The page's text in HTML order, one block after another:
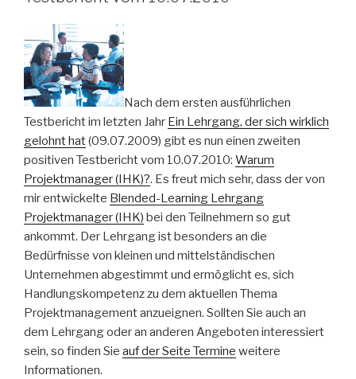
Nach dem ersten ausführlichen
Testbericht im letzten Jahr Ein Lehrgang, der sich wirklich
gelohnt hat(09.07.2009) gibt es nun einen zweiten
positiven Testbericht vom 10.07.2010: Warum
Projektmanager (IHK)?. Es freut mich sehr, dass der von
mir entwickelte Blended-Learning Lehrgang
Projektmanager (IHK) bei den Teilnehmern so gut
ankommt. Der Lehrgang ist besonders an die
Bedürfnisse von kleinen und mittelständischen
Unternehmen abgestimmt und ermöglicht es, sich
Handlungskompetenz zu dem aktuellen Thema
Projektmanagement anzueignen. Sollten Sie auch an
dem Lehrgang oder an anderen Angeboten interessiert
sein, so finden Sie auf der Seite Termine weitere
Informationen.